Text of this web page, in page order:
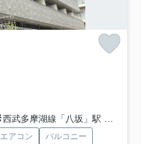
西武多摩湖線「八坂」駅 徒歩5分
エアコン
バルコニー